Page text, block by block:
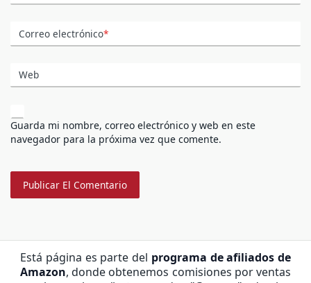
Correo electrónico*
Web
Guarda mi nombre, correo electrónico y web en este
navegador para la próxima vez que comente.
Está página es parte del programa de afiliados de
Amazon, donde obtenemos comisiones por ventas